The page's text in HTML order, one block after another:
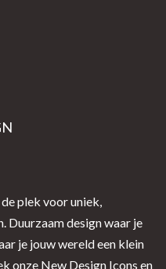
plek voor uniek,
Duurzaam design waar je
je jouw wereld een klein
onze New Design Icons en